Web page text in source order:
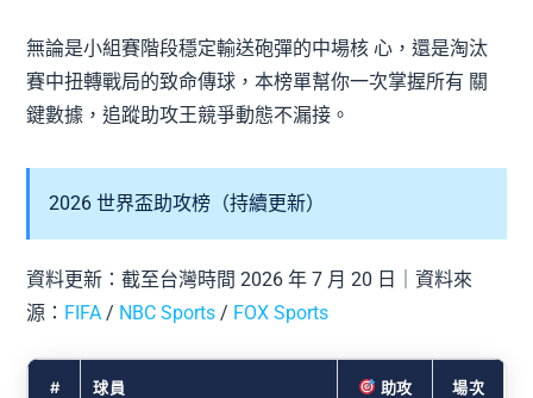
無論是小組賽階段穩定輸送砲彈的中場核 心，還是淘汰
賽中扭轉戰局的致命傳球，本榜單幫你一次掌握所有 關
鍵數據，追蹤助攻王競爭動態不漏接。
2026 世界盃助攻榜（持續更新）
資料更新：截至台灣時間 2026 年 7 月 20 日｜資料來
源： FIFA / NBC Sports / FOX Sports
# 球員 助攻 場次